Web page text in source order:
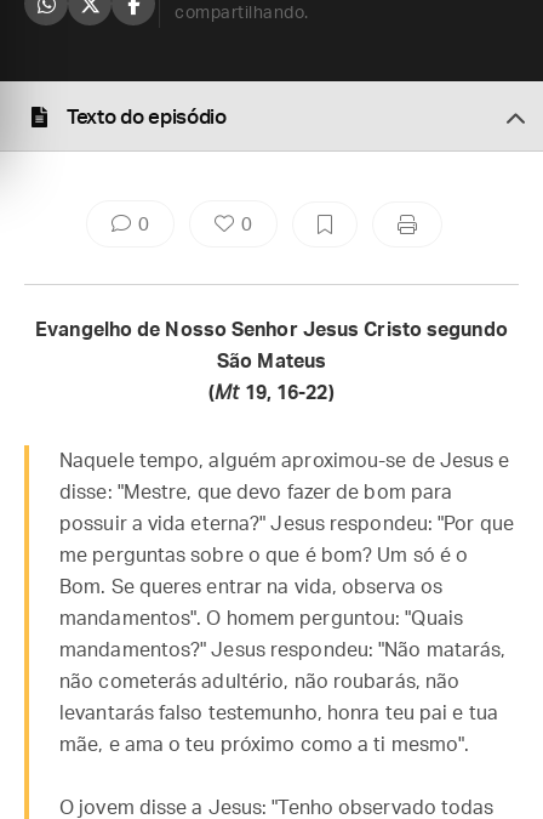
compartilhando.
Texto do episódio
0 0
Evangelho de Nosso Senhor Jesus Cristo segundo
São Mateus
(Mt19, 16-22)
Naquele tempo, alguém aproximou-se de Jesus e
disse: "Mestre, que devo fazer de bom para
possuir a vida eterna?" Jesus respondeu: "Por que
me perguntas sobre o que é bom? Um só é o
Bom. Se queres entrar na vida, observa os
mandamentos". O homem perguntou: "Quais
mandamentos?" Jesus respondeu: "Não matarás,
não cometerás adultério, não roubarás, não
levantarás falso testemunho, honra teu pai e tua
mãe, e ama o teu próximo como a ti mesmo".
O jovem disse a Jesus: "Tenho observado todas